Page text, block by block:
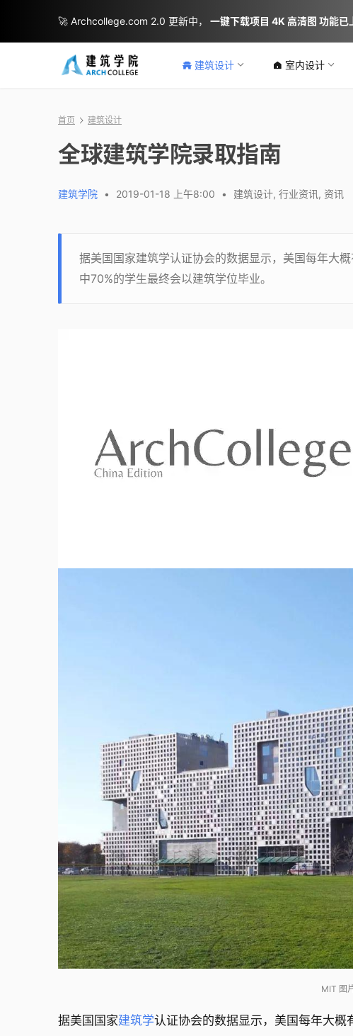
建筑设计 室内设计
首页 建筑设计
全球建筑学院录取指南
建筑学院 • 2019-01-18 上午8:00 • 建筑设计, 行业资讯, 资讯
据美国国家建筑学认证协会的数据显示，美国每年大
中70%的学生最终会以建筑学位毕业。
MIT 图
据美国国家建筑学认证协会的数据显示，美国每年大
🚀 Archcollege.com 2.0 更新中， 一键下载项目 4K 高清图 功能已